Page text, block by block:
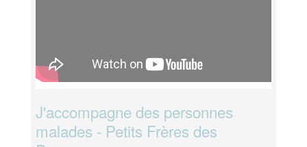
J'accompagne des personnes
malades - Petits Frères des